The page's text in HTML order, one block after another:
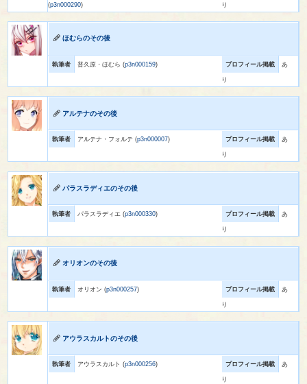
(p3n000290) り
ほむらのその後
執筆者 普久原・ほむら (p3n000159) プロフィール掲載 あ
り
アルテナのその後
執筆者 アルテナ・フォルテ (p3n000007) プロフィール掲載 あ
り
パラスラディエのその後
執筆者 パラスラディエ (p3n000330) プロフィール掲載 あ
り
オリオンのその後
執筆者 オリオン (p3n000257) プロフィール掲載 あ
り
アウラスカルトのその後
執筆者 アウラスカルト (p3n000256) プロフィール掲載 あ
り